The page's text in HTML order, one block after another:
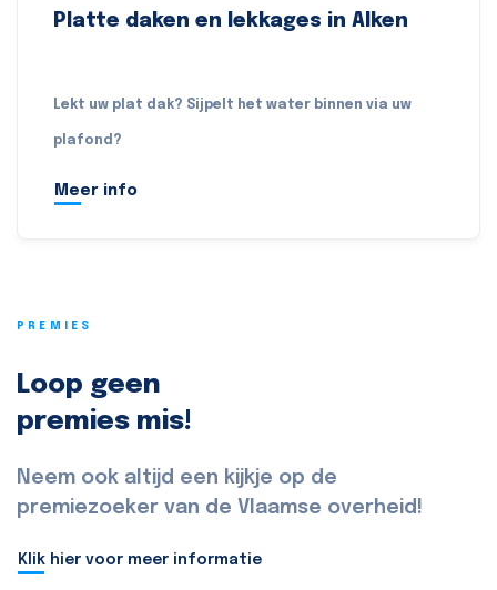
Platte daken en lekkages in Alken
Lekt uw plat dak? Sijpelt het water binnen via uw
plafond?
Meer info
PREMIES
Loop geen
premies mis!
Neem ook altijd een kijkje op de
premiezoeker van de Vlaamse overheid!
Klik hier voor meer informatie